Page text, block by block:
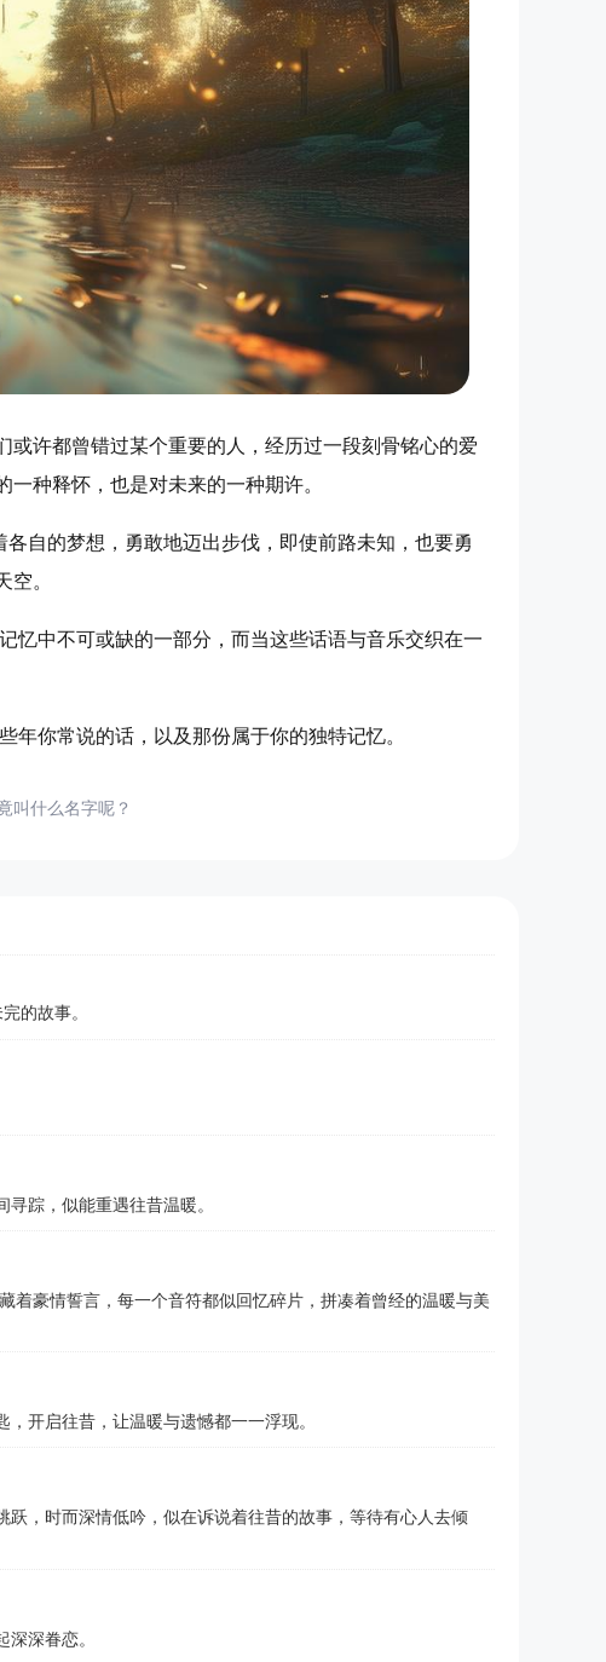
或许都曾错过某个重要的人，经历过一段刻骨铭心的爱
种释怀，也是对未来的一种期许。
自的梦想，勇敢地迈出步伐，即使前路未知，也要勇
。
忆中不可或缺的一部分，而当这些话语与音乐交织在一
你常说的话，以及那份属于你的独特记忆。
叫什么名字呢？
的故事。
踪，似能重遇往昔温暖。
着豪情誓言，每一个音符都似回忆碎片，拼凑着曾经的温暖与美
开启往昔，让温暖与遗憾都一一浮现。
，时而深情低吟，似在诉说着往昔的故事，等待有心人去倾
深眷恋。